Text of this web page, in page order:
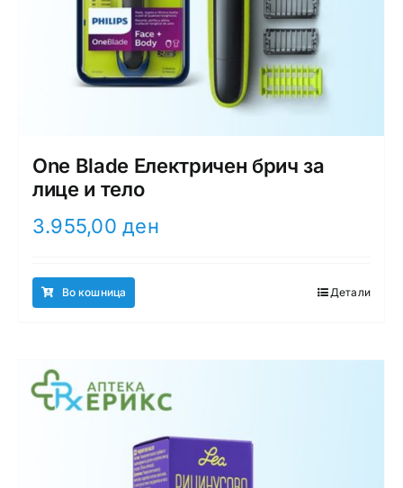
One Blade Електричен брич за
лице и тело
3.955,00ден
Во кошница Детали